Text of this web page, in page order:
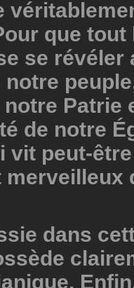
que tout
se révéler
notre
Patrie
de notre
vit peut-
dans